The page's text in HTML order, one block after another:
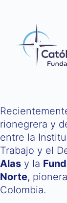
rionegrera y
entre la
Trabajo y el
Alas y la
Norte,
Colombia.